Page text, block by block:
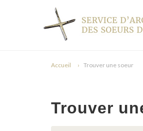
Accueil Trouver une soeur
Trouver